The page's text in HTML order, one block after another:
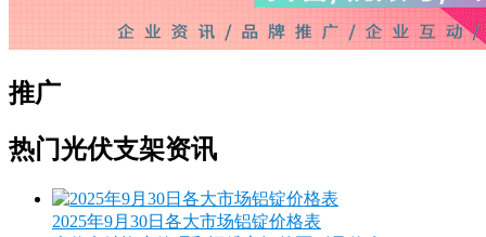
推广
热门光伏支架资讯
2025年9月30日各大市场铝锭价格表